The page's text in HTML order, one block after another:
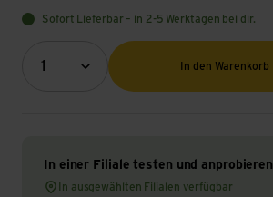
Sofort Lieferbar – in 2-5 Werktagen bei dir.
1
Menge (Optional)
In den Warenkorb
In einer Filiale testen und anprobieren
In ausgewählten Filialen verfügbar